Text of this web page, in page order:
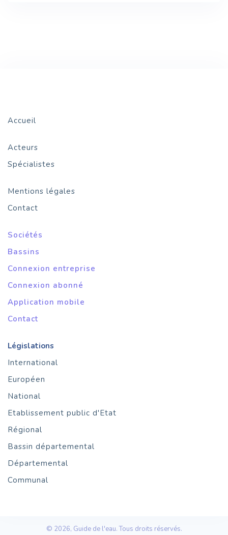
Accueil
Acteurs
Spécialistes
Mentions légales
Contact
Sociétés
Bassins
Connexion entreprise
Connexion abonné
Application mobile
Contact
Législations
International
Européen
National
Etablissement public d'Etat
Régional
Bassin départemental
Départemental
Communal
© 2026, Guide de l'eau. Tous droits réservés.